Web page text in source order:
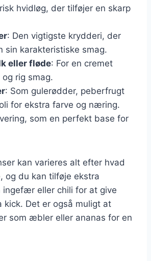
hvidløg, der tilføjer en skarp
: Den vigtigste krydderi, der
sin karakteristiske smag.
eller fløde: For en cremet
rig smag.
: Som gulerødder, peberfrugt
for ekstra farve og næring.
som en perfekt base for
kan varieres alt efter hvad
og du kan tilføje ekstra
ingefær eller chili for at give
kick. Det er også muligt at
som æbler eller ananas for en